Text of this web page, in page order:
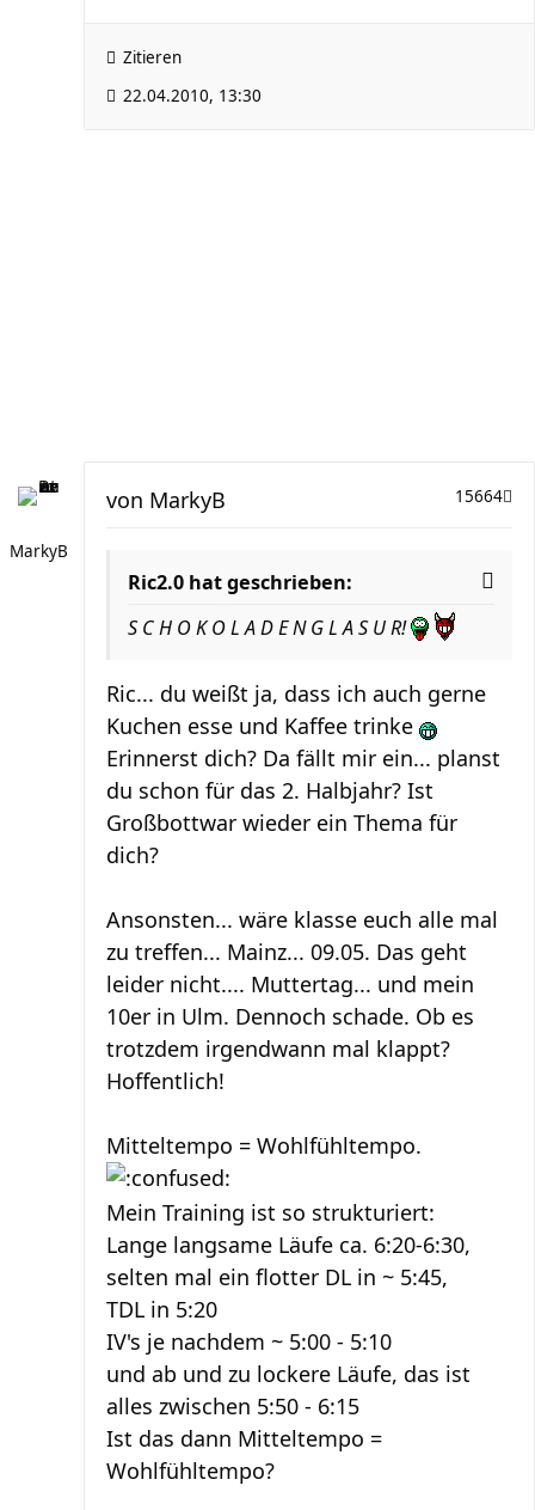
Zitieren
22.04.2010, 13:30
MarkyB
15664
von MarkyB
Ric2.0 hat geschrieben:
S C H O K O L A D E N G L A S U R!
Ric... du weißt ja, dass ich auch gerne
Kuchen esse und Kaffee trinke
Erinnerst dich? Da fällt mir ein... planst
du schon für das 2. Halbjahr? Ist
Großbottwar wieder ein Thema für
dich?
Ansonsten... wäre klasse euch alle mal
zu treffen... Mainz... 09.05. Das geht
leider nicht.... Muttertag... und mein
10er in Ulm. Dennoch schade. Ob es
trotzdem irgendwann mal klappt?
Hoffentlich!
Mitteltempo = Wohlfühltempo.
Mein Training ist so strukturiert:
Lange langsame Läufe ca. 6:20-6:30,
selten mal ein flotter DL in ~ 5:45,
TDL in 5:20
IV's je nachdem ~ 5:00 - 5:10
und ab und zu lockere Läufe, das ist
alles zwischen 5:50 - 6:15
Ist das dann Mitteltempo =
Wohlfühltempo?